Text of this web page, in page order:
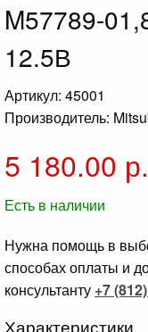
M57789-
12.5В
Артикул: 45001
Производитель:
5 180.00
Есть в наличии
Нужна помощь в
способах оплаты и
консультанту +7
Характеристики